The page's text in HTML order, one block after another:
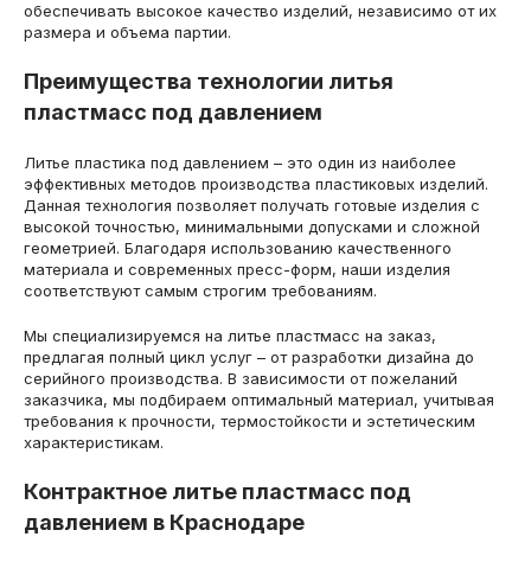
обеспечивать высокое качество изделий, независимо от их
размера и объема партии.
Преимущества технологии литья
пластмасс под давлением
Литье пластика под давлением – это один из наиболее
эффективных методов производства пластиковых изделий.
Данная технология позволяет получать готовые изделия с
высокой точностью, минимальными допусками и сложной
геометрией. Благодаря использованию качественного
материала и современных пресс-форм, наши изделия
соответствуют самым строгим требованиям.
Мы специализируемся на литье пластмасс на заказ,
предлагая полный цикл услуг – от разработки дизайна до
серийного производства. В зависимости от пожеланий
заказчика, мы подбираем оптимальный материал, учитывая
требования к прочности, термостойкости и эстетическим
характеристикам.
Контрактное литье пластмасс под
давлением в Краснодаре